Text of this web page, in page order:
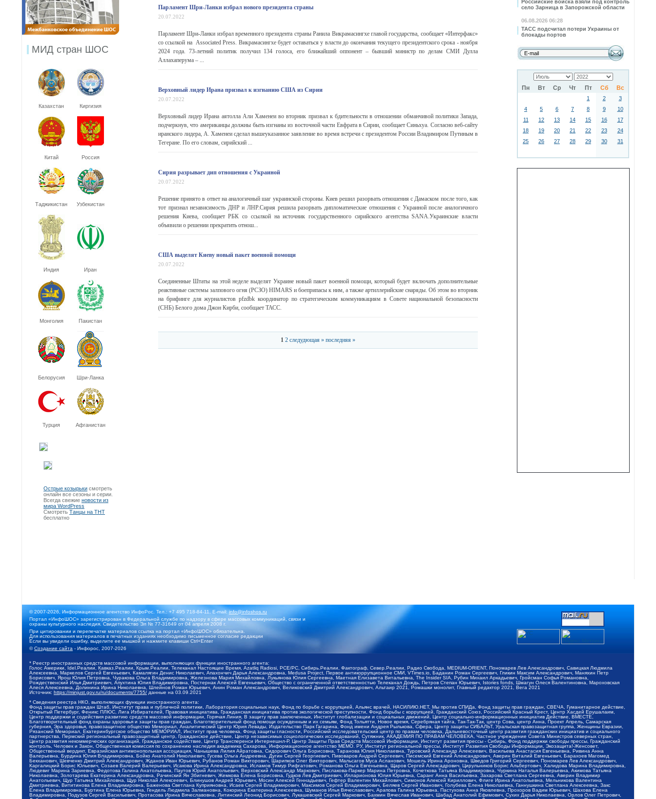
Российские войска взяли под контроль
село Зарница в Запорожской области
06.08.2026 06:28
ТАСС подсчитал потери Украины от
блокады портов
Пн Вт Ср Чт Пт Сб Вс
1 2
3
4
5 6 7 8 9
10
11
12 13 14 15 16
17
18
19 20 21 22 23
24
25
26 27 28 29 30 31
МИД стран ШОС
Казахстан Киргизия
Китай Россия
Таджикистан Узбекистан
Индия Иран
Монголия Пакистан
Белорусия Шри-Ланка
Турция Афганистан
Острые козырьки смотреть
онлайн все сезоны и серии.
Всегда свежие новости из
мира WordPress
Смотреть Танцы на ТНТ
бесплатно
Парламент Шри-Ланки избрал нового президента страны
20.07.2022
Парламент Шри-Ланки избрал временного президента страны Ранила Викрамасингхе главой государства, сообщает «Интерфакс»
со ссылкой на Associated Press. Викрамасингхе будет оставаться у власти до окончания текущего президентского срока - ноября
2024 года. 73-летний политик получил 134 голоса, его ближайший оппонент – бывший министр по делам СМИ Дулла
Аллахаперума – ...
Верховный лидер Ирана призвал к изгнанию США из Сирии
20.07.2022
Верховный лидер Ирана аятолла Али Хаменеи во вторник призвал к бдительности в отношении обманчивой политики Запада,
подчеркнув, что американцы должны быть изгнаны из восточной части Евфрата в Сирии, сообщает Синьхуа. Согласно веб-сайту
иранского лидера, А. Хаменеи сделал вышеуказанное заявление во время встречи с президентом России Владимиром Путиным в
Тегеране. По его словам, сирийский ...
Сирия разрывает дип отношения с Украиной
20.07.2022
Решение принято в ответ на аналогичный шаг украинской стороны. Киев решил разорвать отношения с Дамаском после того, как
тот признал независимость ДНР и ЛНР.Сирия решила разорвать дипломатические отношения с Украиной после аналогичного
решения Киева, сообщает РБК со ссылкой на источник государственного сирийского агентства SANA.Украинские власти
объявили о решении прекратить отнош...
США выделят Киеву новый пакет военной помощи
20.07.2022
Соединенные Штаты на этой неделе выделят Украине новый пакет военной помощи, который будет включать дополнительные
реактивные системы залпового огня (РСЗО) HIMARS и боеприпасы к ним, а также артиллерийские снаряды. Об этом во вторник
на брифинге для журналистов pfzdbk координатор по стратегическим коммуникациям в Совете национальной безопасности
(СНБ) Белого дома Джон Кирби, сообщает ТАСС.
1 2 следудющая » последняя »
© 2007-2026, Информационное агентство ИнфоРос. Тел.: +7 495 718-84-11, E-mail:info@infoshos.ru
Портал «ИнфоШОС» зарегистрирован в Федеральной службе по надзору в сфере массовых коммуникаций, связи и
охраны культурного наследия. Свидетельство Эл № 77-31649 от 04 апреля 2008 г.
При цитировании и перепечатке материалов ссылка на портал «ИнфоШОС» обязательна.
Для использования материалов в печатных изданиях необходимо письменное согласие редакции
Если вы увидели ошибку, выделите ее мышкой и нажмите клавиши Ctrl+Enter
©Создание сайта - Инфорос, 2007-2026
* Реестр иностранных средств массовой информации, выполняющих функции иностранного агента:
Голос Америки, Idel.Реалии, Кавказ.Реалии, Крым.Реалии, Телеканал Настоящее Время, Azatliq Radiosi, PCE/PC, Сибирь.Реалии, Фактограф, Север.Реалии, Радио Свобода, MEDIUM-ORIENT, Пономарев Лев Александрович, Савицкая Людмила
Алексеевна, Маркелов Сергей Евгеньевич, Камалягин Денис Николаевич, Апахончич Дарья Александровна, Medusa Project, Первое антикоррупционное СМИ, VTimes.io, Баданин Роман Сергеевич, Гликин Максим Александрович, Маняхин Петр
Борисович, Ярош Юлия Петровна, Чуракова Ольга Владимировна, Железнова Мария Михайловна, Лукьянова Юлия Сергеевна, Маетная Елизавета Витальевна, The Insider SIA, Рубин Михаил Аркадьевич, Гройсман Софья Романовна,
Рождественский Илья Дмитриевич, Апухтина Юлия Владимировна, Постернак Алексей Евгеньевич, Общество с ограниченной ответственностью Телеканал Дождь, Петров Степан Юрьевич, Istories fonds, Шмагун Олеся Валентиновна, Мароховская
Алеся Алексеевна, Долинина Ирина Николаевна, Шлейнов Роман Юрьевич, Анин Роман Александрович, Великовский Дмитрий Александрович, Альтаир 2021, Ромашки монолит, Главный редактор 2021, Вега 2021
Источник: https://minjust.gov.ru/ru/documents/7755/ данные на 03.09.2021
* Сведения реестра НКО, выполняющих функции иностранного агента:
Фонд защиты прав граждан Штаб, Институт права и публичной политики, Лаборатория социальных наук, Фонд по борьбе с коррупцией, Альянс врачей, НАСИЛИЮ.НЕТ, Мы против СПИДа, Фонд защиты прав граждан, СВЕЧА, Гуманитарное действие,
Открытый Петербург, Феникс ПЛЮС, Лига Избирателей, Правовая инициатива, Гражданская инициатива против экологической преступности, Фонд борьбы с коррупцией, Гражданский Союз, Российский Красный Крест, Центр Хасдей Ерушалаим,
Центр поддержки и содействия развитию средств массовой информации, Горячая Линия, В защиту прав заключенных, Институт глобализации и социальных движений, Центр социально-информационных инициатив Действие, ВМЕСТЕ,
Благотворительный фонд охраны здоровья и защиты прав граждан, Благотворительный фонд помощи осужденным и их семьям, Фонд Тольятти, Новое время, Серебряная тайга, Так-Так-Так, центр Сова, центр Анна, Проект Апрель, Самарская
губерния, Эра здоровья, правозащитное общество Мемориал, Аналитический Центр Юрия Левады, Издательство Парк Гагарина, Фонд имени Андрея Рылькова, Сфера, Центр защиты СИБАЛЬТ, Уральская правозащитная группа, Женщины Евразии,
Рязанский Мемориал, Екатеринбургское общество МЕМОРИАЛ, Институт прав человека, Фонд защиты гласности, Российский исследовательский центр по правам человека, Дальневосточный центр развития гражданских инициатив и социального
партнерства, Пермский региональный правозащитный центр, Гражданское действие, Центр независимых социологических исследований, Сутяжник, АКАДЕМИЯ ПО ПРАВАМ ЧЕЛОВЕКА, Частное учреждение Совета Министров северных стран,
Центр развития некоммерческих организаций, Гражданское содействие, Центр Трансперенси Интернешнл-Р, Центр Защиты Прав Средств Массовой Информации, Институт развития прессы - Сибирь, Фонд поддержки свободы прессы, Гражданский
контроль, Человек и Закон, Общественная комиссия по сохранению наследия академика Сахарова, Информационное агентство МЕМО. РУ, Институт региональной прессы, Институт Развития Свободы Информации, Экозащита!-Женсовет,
Общественный вердикт, Евразийская антимонопольная ассоциация, Чанышева Лилия Айратовна, Сидорович Ольга Борисовна, Таранова Юлия Николаевна, Туровский Александр Алексеевич, Васильева Анастасия Евгеньевна, Ривина Анна
Валерьевна, Бурдина Юлия Владимировна, Бойко Анатолий Николаевич, Гусева Ольга Андреевна, Дугин Сергей Георгиевич, Пивоваров Андрей Сергеевич, Писемский Евгений Александрович, Аверин Виталий Евгеньевич, Барахоев Магомед
Бекханович, Шевченко Дмитрий Александрович, Жданов Иван Юрьевич, Рубанов Роман Викторович, Шарипков Олег Викторович, Мальсагов Муса Асланович, Мошель Ирина Ароновна, Шведов Григорий Сергеевич, Пономарев Лев Александрович,
Каргалицкий Борис Юльевич, Созаев Валерий Валерьевич, Исакова Ирина Александровна, Исламов Тимур Рифгатович, Романова Ольга Евгеньевна, Щаров Сергей Алексадрович, Цирульников Борис Альбертович, Халидова Марина Владимировна,
Людевиг Марина Зариевна, Федотова Галина Анатольевна, Паутов Юрий Анатольевич, Верховский Александр Маркович, Пислакова-Паркер Марина Петровна, Кочеткова Татьяна Владимировна, Чуркина Наталья Валерьевна, Акимова Татьяна
Николаевна, Золотарева Екатерина Александровна, Рачинский Ян Збигневич, Жемкова Елена Борисовна, Гудков Лев Дмитриевич, Илларионова Юлия Юрьевна, Саранг Анна Васильевна, Захарова Светлана Сергеевна, Аверин Владимир
Анатольевич, Щур Татьяна Михайловна, Щур Николай Алексеевич, Блинушов Андрей Юрьевич, Мосин Алексей Геннадьевич, Гефтер Валентин Михайлович, Симонов Алексей Кириллович, Флиге Ирина Анатольевна, Мельникова Валентина
Дмитриевна, Вититинова Елена Владимировна, Баженова Светлана Куприяновна, Исаев Сергей Владимирович, Максимов Сергей Владимирович, Беляев Сергей Иванович, Голубева Елена Николаевна, Ганнушкина Светлана Алексеевна, Закс
Елена Владимировна, Буртина Елена Юрьевна, Гендель Людмила Залмановна, Кокорина Екатерина Алексеевна, Шуманов Илья Вячеславович, Арапова Галина Юрьевна, Пастухова Анна Яковлевна, Прохоров Вадим Юрьевич, Шахова Елена
Владимировна, Подузов Сергей Васильевич, Протасова Ирина Вячеславовна, Литинский Леонид Борисович, Лукашевский Сергей Маркович, Бахмин Вячеслав Иванович, Шабад Анатолий Ефимович, Сухих Дарья Николаевна, Орлов Олег Петрович,